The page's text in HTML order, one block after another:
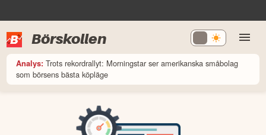
Börskollen
Analys: Trots rekordrallyt: Morningstar ser amerikanska småbolag
som börsens bästa köpläge